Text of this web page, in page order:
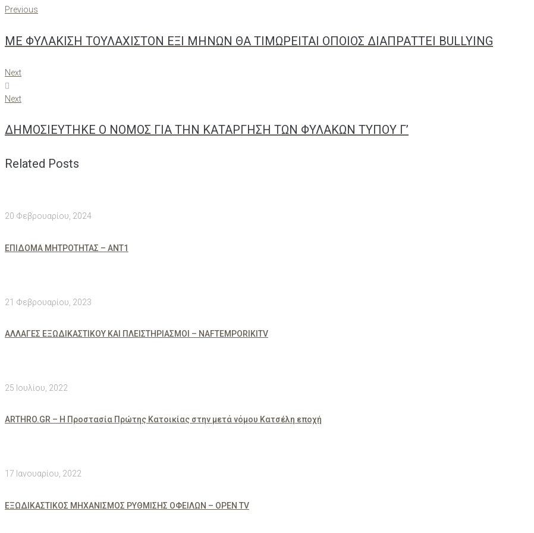
Previous
ΜΕ ΦΥΛΑΚΙΣΗ ΤΟΥΛΑΧΙΣΤΟΝ ΕΞΙ ΜΗΝΩΝ ΘΑ ΤΙΜΩΡΕΙΤΑΙ ΟΠΟΙΟΣ ΔΙΑΠΡΑΤΤΕΙ BULLYING
Next
Next
ΔΗΜΟΣΙΕΥΤΗΚΕ Ο ΝΟΜΟΣ ΓΙΑ ΤΗΝ ΚΑΤΑΡΓΗΣΗ ΤΩΝ ΦΥΛΑΚΩΝ ΤΥΠΟΥ Γ’
Related Posts
20 Φεβρουαρίου, 2024
ΕΠΙΔΟΜΑ ΜΗΤΡΟΤΗΤΑΣ – ΑΝΤ1
21 Φεβρουαρίου, 2023
ΑΛΛΑΓΕΣ ΕΞΩΔΙΚΑΣΤΙΚΟΥ ΚΑΙ ΠΛΕΙΣΤΗΡΙΑΣΜΟΙ – NAFTEMPORIKITV
25 Ιουλίου, 2022
ARTHRO.GR – Η Προστασία Πρώτης Κατοικίας στην μετά νόμου Κατσέλη εποχή
17 Ιανουαρίου, 2022
ΕΞΩΔΙΚΑΣΤΙΚΟΣ ΜΗΧΑΝΙΣΜΟΣ ΡΥΘΜΙΣΗΣ ΟΦΕΙΛΩΝ – ΟPEN TV